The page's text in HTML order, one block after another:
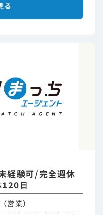
る
経験可/完全週休
日
営業）